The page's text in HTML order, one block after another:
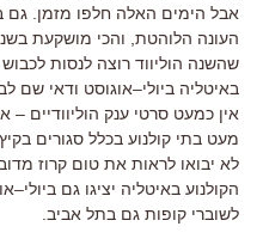
אבל הימים האלה חלפו מזמן גם
העונה הלוהטת והכי מושקעת
שהשנה הוליווד רוצה לנסות
באיטליה ביולי–אוגוסט ודאי שם
אין כמעט סרטי ענק הוליוודיים –
מעט בתי קולנוע בכלל סגורים בקיץ
לא יבואו לראות את טום קרוז
הקולנוע באיטליה יציגו גם ביולי–
לשוברי קופות גם בתל אביב